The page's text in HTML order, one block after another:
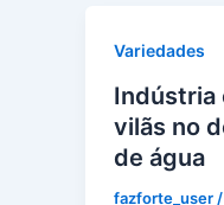
Variedades
Indústria
vilãs no
de água
fazforte_user /